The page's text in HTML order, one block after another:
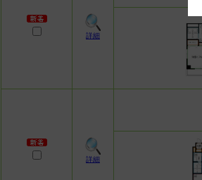
詳細
詳細